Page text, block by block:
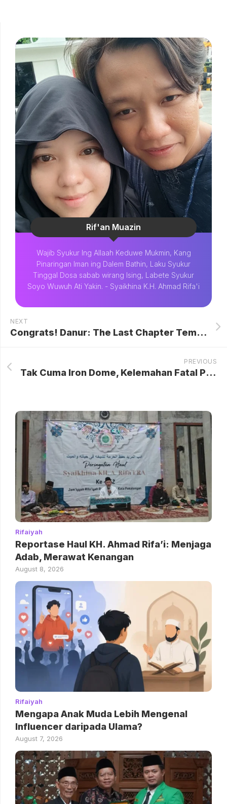
Rif'an Muazin
Wajib Syukur Ing Allaah Keduwe Mukmin, Kang
Pinaringan Iman ing Dalem Bathin, Laku Syukur
Tinggal Dosa sabab wirang Ising, Labete Syukur
Soyo Wuwuh Ati Yakin. - Syaikhina K.H. Ahmad Rifa'i
NEXT
Congrats! Danur: The Last Chapter Tembus 2 Juta Penonton dan Jadi Bukti Kekuatan Waralaba Horor Indonesia
PREVIOUS
Tak Cuma Iron Dome, Kelemahan Fatal Pertahanan Udara Israel Terkuak
Rifaiyah
Reportase Haul KH. Ahmad Rifa’i: Menjaga
Adab, Merawat Kenangan
August 8, 2026
Rifaiyah
Mengapa Anak Muda Lebih Mengenal
Influencer daripada Ulama?
August 7, 2026